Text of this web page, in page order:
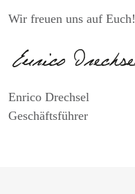
Wir freuen uns auf Euch!
Enrico Drechsel
Geschäftsführer